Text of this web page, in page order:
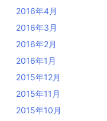
2016年4月
2016年3月
2016年2月
2016年1月
2015年12月
2015年11月
2015年10月